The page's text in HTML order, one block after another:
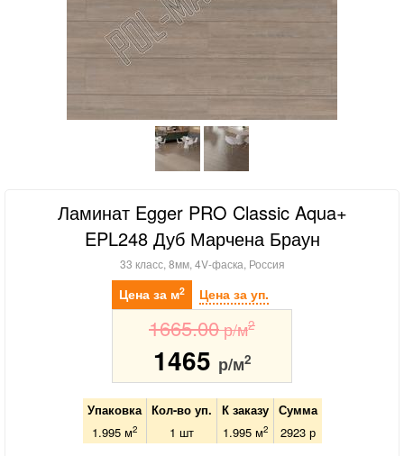
Ламинат Egger PRO Classic Aqua+
EPL248 Дуб Марчена Браун
33 класс, 8мм, 4V-фаска, Россия
Цена за м2 Цена за уп.
1665.00р/м2
1465 р/м2
Упаковка Кол-во уп. К заказу
Сумма
1.995 м2 1 шт 1.995м2 2923р